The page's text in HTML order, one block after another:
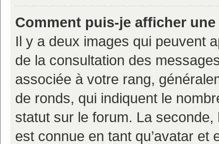
Comment puis-je afficher
Il y a deux images qui peuvent
de la consultation des
associée à votre rang,
de ronds, qui indiquent le
statut sur le forum. La
est connue en tant qu’avatar et